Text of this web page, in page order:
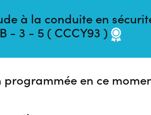
à la conduite en
- 3 - 5 ( CCCY93 )
programmée en ce